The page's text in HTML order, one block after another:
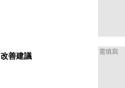
改善建議